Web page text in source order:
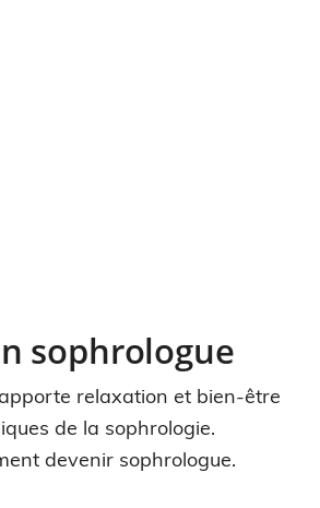
sophrologue
relaxation et bien-être
de la sophrologie.
devenir sophrologue.